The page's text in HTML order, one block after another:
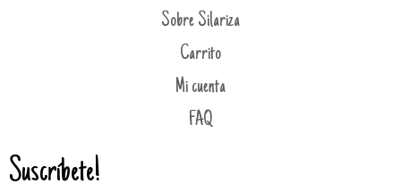
Sobre Silariza
Carrito
Mi cuenta
FAQ
Suscríbete!